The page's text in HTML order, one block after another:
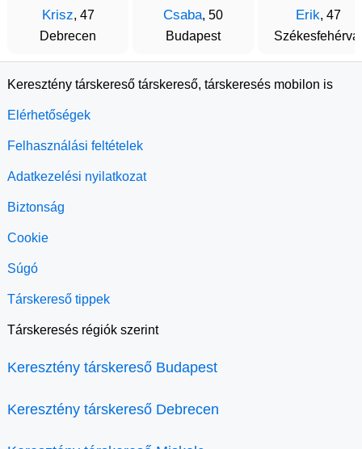
Krisz, 47
Debrecen
Csaba, 50
Budapest
Erik, 47
Keresztény társkereső társkereső, társkeresés mobilon is
Elérhetőségek
Felhasználási feltételek
Adatkezelési nyilatkozat
Biztonság
Cookie
Súgó
Társkereső tippek
Társkeresés régiók szerint
Keresztény társkereső Budapest
Keresztény társkereső Debrecen